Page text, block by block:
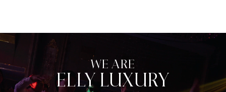
WE ARE
ELLY LUXURY